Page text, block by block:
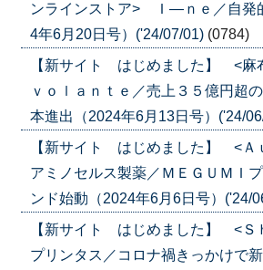
ンラインストア> Ｉ―ｎｅ／自発
4年6月20日号）('24/07/01) (0784)
【新サイト はじめました】 <麻
ｖｏｌａｎｔｅ／売上３５億円超
本進出（2024年6月13日号）('24/
【新サイト はじめました】 <Ａ
アミノセルス製薬／ＭＥＧＵＭＩ
ンド始動（2024年6月6日号）('24/
【新サイト はじめました】 <Ｓ
プリンタス／コロナ禍きっかけで